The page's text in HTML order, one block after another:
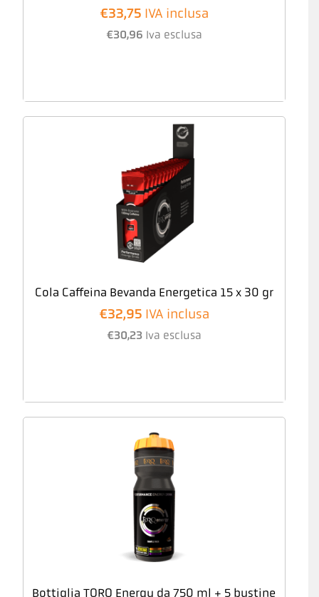
€33,75 IVA inclusa
€30,96 Iva esclusa
Cola Caffeina Bevanda Energetica 15 x 30 gr
€32,95 IVA inclusa
€30,23 Iva esclusa
Bottiglia TORQ Energy da 750 ml + 5 bustine